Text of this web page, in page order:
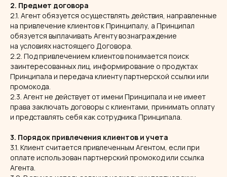
2. Предмет договора
2.1. Агент обязуется осуществлять действия, направленные
на привлечение клиентов к Принципалу, а Принципал
обязуется выплачивать Агенту вознаграждение
на условиях настоящего Договора.
2.2. Под привлечением клиентов понимается поиск
заинтересованных лиц, информирование о продуктах
Принципала и передача клиенту партнерской ссылки или
промокода.
2.3. Агент не действует от имени Принципала и не имеет
права заключать договоры с клиентами, принимать оплату
и представлять себя как сотрудника Принципала.
3. Порядок привлечения клиентов и учета
3.1. Клиент считается привлеченным Агентом, если при
оплате использован партнерский промокод или ссылка
Агента.